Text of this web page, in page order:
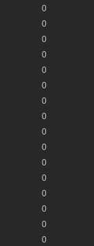
0
0
0
0
0
0
0
0
0
0
0
0
0
0
0
0